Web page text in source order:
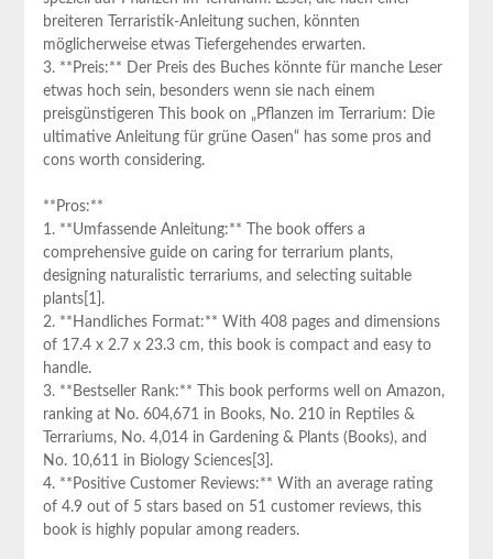
breiteren‍ Terraristik-Anleitung​ suchen, könnten
möglicherweise⁣ etwas Tiefergehendes erwarten.
3. **Preis:** Der Preis des Buches könnte für manche Leser
etwas hoch sein, ​besonders wenn ‍sie nach einem
preisgünstigeren This book‌ on „Pflanzen⁤ im Terrarium: Die
ultimative Anleitung für grüne Oasen“ has ⁢some pros and
cons worth considering.
**Pros:**
1. **Umfassende Anleitung:** The ‌book offers ‌a
comprehensive guide on caring‍ for terrarium plants,
designing naturalistic terrariums, and selecting suitable
plants[1].
2. **Handliches Format:** With⁤ 408 pages and dimensions‍
of 17.4 ‍x 2.7 x 23.3 cm,⁤ this book⁢ is compact and easy to
handle.
3. **Bestseller ⁤Rank:** This book performs⁤ well on Amazon,
⁣ranking at No. 604,671 in Books, No. 210 in Reptiles ​&
Terrariums, No. 4,014 ⁣in Gardening & Plants (Books), and
No. 10,611 in Biology⁣ Sciences[3].
4. **Positive Customer ⁢Reviews:** With an average rating
of 4.9 out of 5 stars based on 51 customer reviews, this
book is highly⁤ popular among readers.